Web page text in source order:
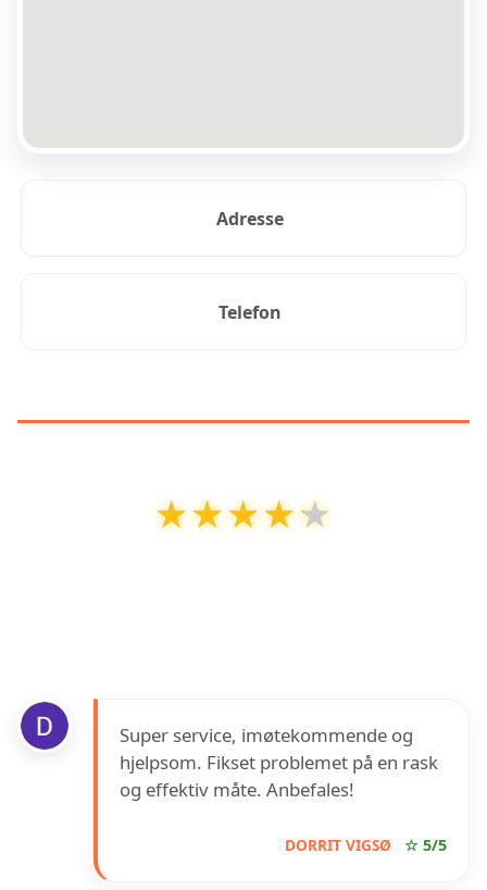
Adresse
Telefon
★★★★★
★★★★★
Super service, imøtekommende og
hjelpsom. Fikset problemet på en rask
og effektiv måte. Anbefales!
DORRIT VIGSØ ☆ 5/5